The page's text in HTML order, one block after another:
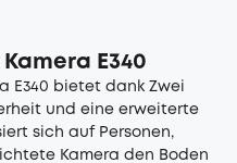
E340
E340 bietet dank Zwei
und eine erweiterte
sich auf Personen,
Kamera den Boden